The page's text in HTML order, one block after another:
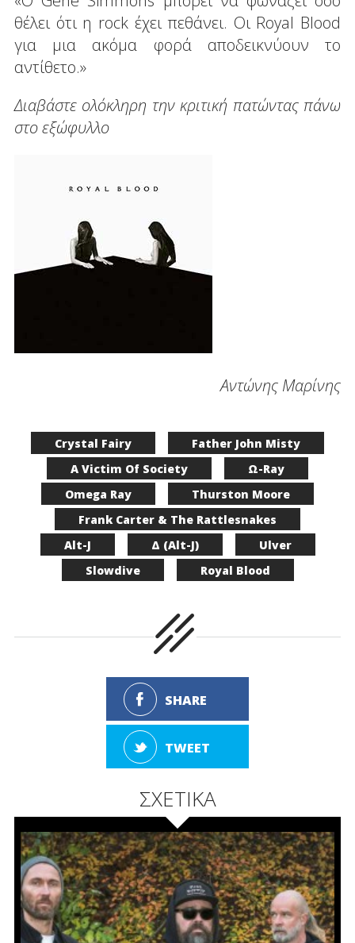
θέλει ότι η rock έχει πεθάνει. Οι Royal Blood
για μια ακόμα φορά αποδεικνύουν το
αντίθετο.»
Διαβάστε ολόκληρη την κριτική πατώντας πάνω
στο εξώφυλλο
Αντώνης Μαρίνης
Crystal Fairy
Father John Misty
A Victim Of Society
Ω-Ray
Omega Ray
Thurston Moore
Frank Carter & The Rattlesnakes
Alt-J
Δ (Alt-J)
Ulver
Slowdive
Royal Blood
SHARE
TWEET
ΣΧΕΤΙΚΑ